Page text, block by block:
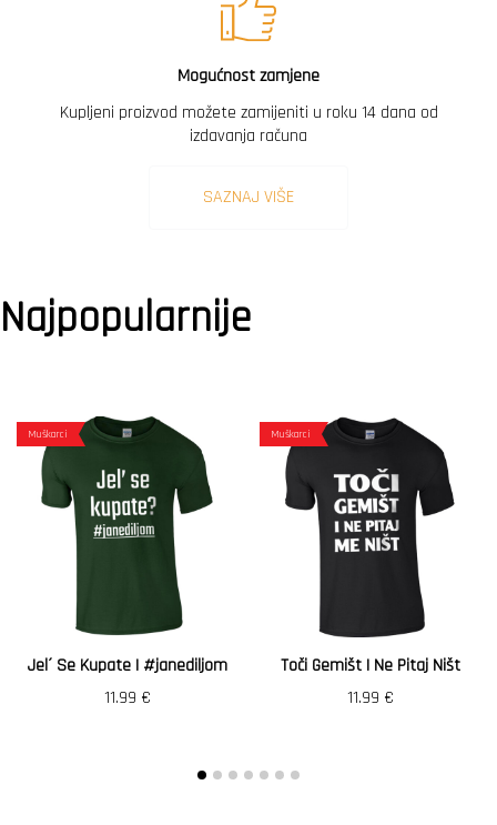
Mogućnost zamjene
Kupljeni proizvod možete zamijeniti u roku 14 dana od
izdavanja računa
SAZNAJ VIŠE
Najpopularnije
Muškarci
Jel´ Se Kupate | #janediljom
11.99 €
Muškarci
Toči Gemišt I Ne Pitaj Ništ
11.99 €